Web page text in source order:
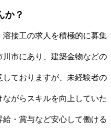
か？
接工の求人を積極的に募集
市にあり、建築金物などの
ておりますが、未経験者の
がらスキルを向上していた
・賞与など安心して働ける